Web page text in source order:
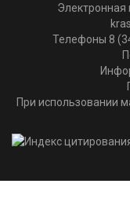
Электронная
Телефоны 8
При использовании